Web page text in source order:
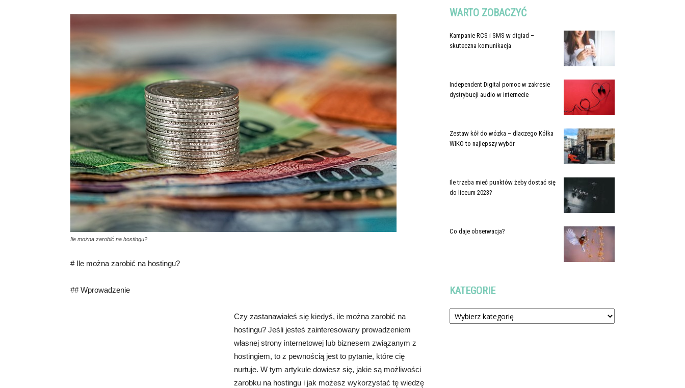
Ile można zarobić na hostingu?
# Ile można zarobić na hostingu?
## Wprowadzenie
Czy zastanawiałeś się kiedyś, ile można zarobić na
hostingu? Jeśli jesteś zainteresowany prowadzeniem
własnej strony internetowej lub biznesem związanym z
hostingiem, to z pewnością jest to pytanie, które cię
nurtuje. W tym artykule dowiesz się, jakie są możliwości
zarobku na hostingu i jak możesz wykorzystać tę wiedzę
WARTO ZOBACZYĆ
Kampanie RCS i SMS w digiad –
skuteczna komunikacja
Independent Digital pomoc w zakresie
dystrybucji audio w internecie
Zestaw kół do wózka – dlaczego Kółka
WIKO to najlepszy wybór
Ile trzeba mieć punktów żeby dostać się
do liceum 2023?
Co daje obserwacja?
KATEGORIE
Kategorie